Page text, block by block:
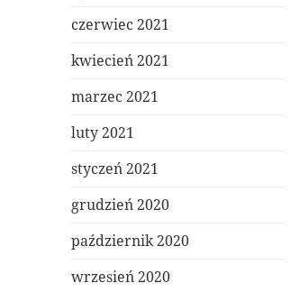
czerwiec 2021
kwiecień 2021
marzec 2021
luty 2021
styczeń 2021
grudzień 2020
październik 2020
wrzesień 2020